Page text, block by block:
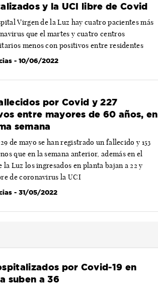
y la UCI libre de Covid
Virgen de la Luz hay cuatro pacientes más
que el martes y cuatro centros
menos con positivos entre residentes
- 10/06/2022
por Covid y 227
entre mayores de 60 años, en
semana
de mayo se han registrado un fallecido y 153
que en la semana anterior, además en el
la Luz los ingresados en planta bajan a 22 y
de coronavirus la UCI
- 31/05/2022
por Covid-19 en
suben a 36